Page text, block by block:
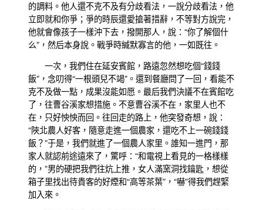
的調料。他人還不克不及有分歧看法，一說分歧看法，他
立即就和你爭；爭的時辰還愛搶著措辭，不等對方說完，
他就會像孩子一樣沖下去，撥開那人，說：“你了解個什
么”，然后本身說。戰爭時緘默寡言的他，一如既往。
一次，我們住在延安賓館，路遠忽然想吃個“錢錢
飯”，念叨得“一根頭兒不竭”。還到餐廳問了一回，看能不
克不及做一點，成果沒能如愿。最后我們決議不在賓館吃
了，往曹谷溪家想措施。不意曹谷溪不在，家里人也不
在，只好怏怏而回。往回走的路上，他突發奇想，說：
“陜北農人好客，隨意走進一個農家，還吃不上一碗錢錢
飯？”于是，我們就進了一個農人家里。誰知一進門，那
家人就認前途遠來了，驚呼：“和電視上看見的一格樣樣
的，”男的硬把我們往炕上推，女人滿窯洞找鑰匙，想從
箱子里找出待貴客的好煙和“高等茶葉”，“嚇”得我們趕緊
加入來。